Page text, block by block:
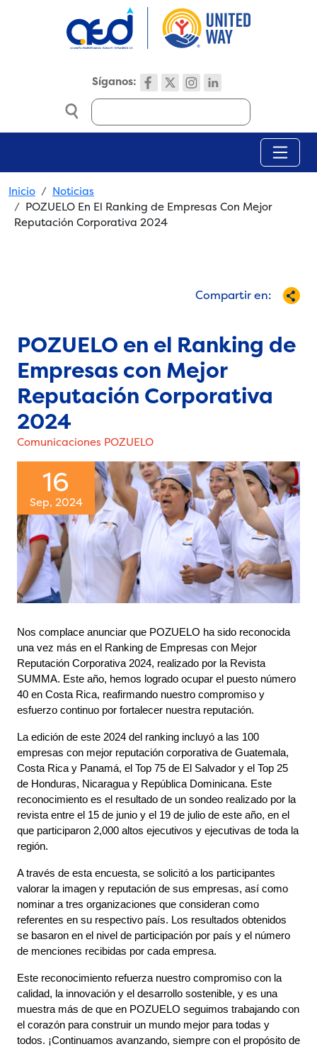
Síganos:
Search
Breadcrumb
Inicio
Noticias
POZUELO En El Ranking de Empresas Con Mejor
Reputación Corporativa 2024
Compartir en:
POZUELO en el Ranking de
Empresas con Mejor
Reputación Corporativa
2024
Comunicaciones POZUELO
16
Sep, 2024
Nos complace anunciar que POZUELO ha sido reconocida
una vez más en el Ranking de Empresas con Mejor
Reputación Corporativa 2024, realizado por la Revista
SUMMA. Este año, hemos logrado ocupar el puesto número
40 en Costa Rica, reafirmando nuestro compromiso y
esfuerzo continuo por fortalecer nuestra reputación.
La edición de este 2024 del ranking incluyó a las 100
empresas con mejor reputación corporativa de Guatemala,
Costa Rica y Panamá, el Top 75 de El Salvador y el Top 25
de Honduras, Nicaragua y República Dominicana. Este
reconocimiento es el resultado de un sondeo realizado por la
revista entre el 15 de junio y el 19 de julio de este año, en el
que participaron 2,000 altos ejecutivos y ejecutivas de toda la
región.
A través de esta encuesta, se solicitó a los participantes
valorar la imagen y reputación de sus empresas, así como
nominar a tres organizaciones que consideran como
referentes en su respectivo país. Los resultados obtenidos
se basaron en el nivel de participación por país y el número
de menciones recibidas por cada empresa.
Este reconocimiento refuerza nuestro compromiso con la
calidad, la innovación y el desarrollo sostenible, y es una
muestra más de que en POZUELO seguimos trabajando con
el corazón para construir un mundo mejor para todas y
todos. ¡Continuamos avanzando, siempre con el propósito de